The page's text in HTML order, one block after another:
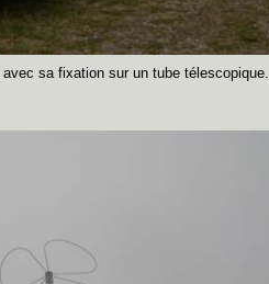
sa fixation sur un tube télescopique.